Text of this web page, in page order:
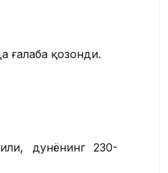
ғалаба қозонди.
дунёнинг 230-